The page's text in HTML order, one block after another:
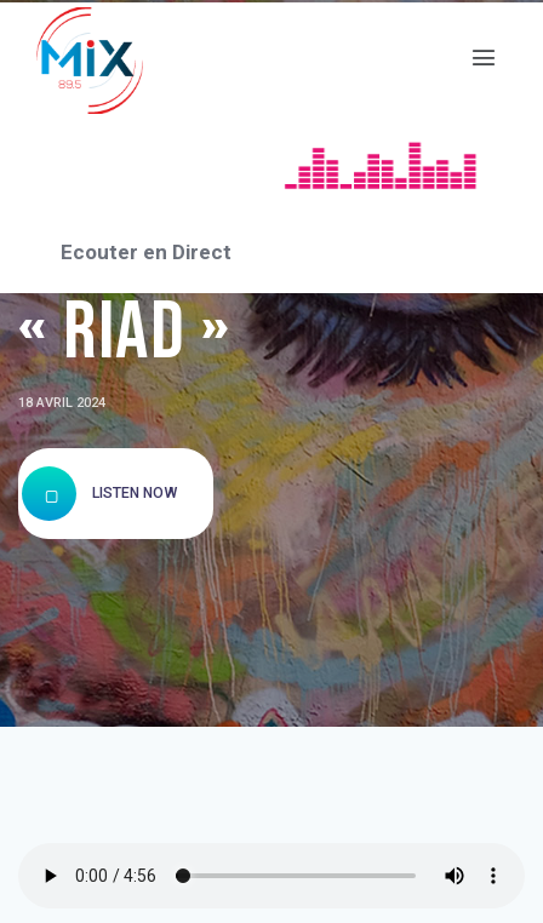
Ecouter en Direct
« Association :
« RIAD »
18 AVRIL 2024
LISTEN NOW